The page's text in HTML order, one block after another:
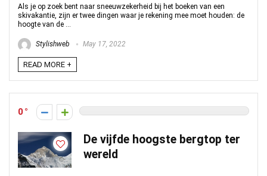
Als je op zoek bent naar sneeuwzekerheid bij het boeken van een
skivakantie, zijn er twee dingen waar je rekening mee moet houden: de
hoogte van de ...
Stylishweb May 17, 2022
READ MORE +
0
De vijfde hoogste bergtop ter
wereld